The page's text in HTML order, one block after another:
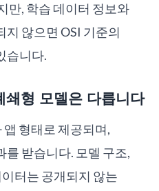
만, 학습 데이터 정보와
지 않으면 OSI 기준의
습니다.
형 모델은 다릅니다
형태로 제공되며,
를 받습니다. 모델 구조,
터는 공개되지 않는